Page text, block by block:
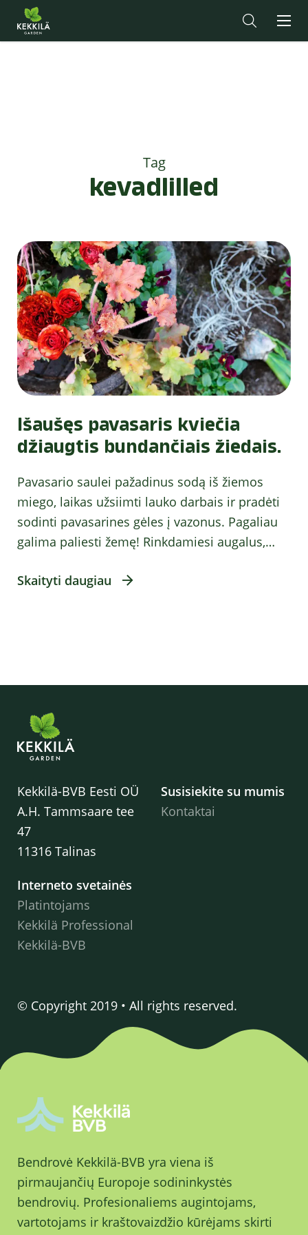
Tag
kevadlilled
Išaušęs pavasaris kviečia
džiaugtis bundančiais žiedais.
Pavasario saulei pažadinus sodą iš žiemos
miego, laikas užsiimti lauko darbais ir pradėti
sodinti pavasarines gėles į vazonus. Pagaliau
galima paliesti žemę! Rinkdamiesi augalus,…
Skaityti daugiau
Kekkilä-BVB Eesti OÜ
A.H. Tammsaare tee
47
11316 Talinas
Susisiekite su mumis
Kontaktai
Interneto svetainės
Platintojams
Kekkilä Professional
Kekkilä-BVB
© Copyright 2019 • All rights reserved.
Bendrovė Kekkilä-BVB yra viena iš
pirmaujančių Europoje sodininkystės
bendrovių. Profesionaliems augintojams,
vartotojams ir kraštovaizdžio kūrėjams skirti